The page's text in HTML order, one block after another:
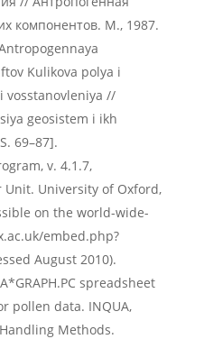
компонентов. М., 1987.
Kulikova polya i
vosstanovleniya //
geosistem i ikh
69–87].
v. 4.1.7,
Unit. University of Oxford,
on the world-wide-
embed.php?
August 2010).
spreadsheet
pollen data. INQUA,
Methods.